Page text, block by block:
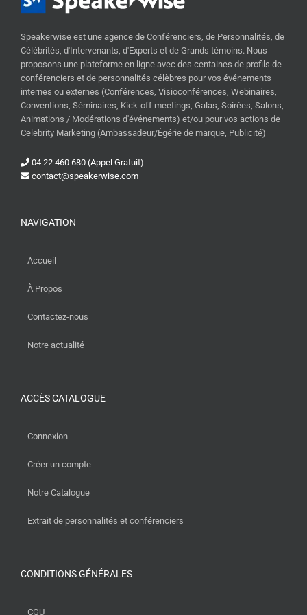
Speakerwise est une agence de Conférenciers, de Personnalités, de
Célébrités, d'Intervenants, d'Experts et de Grands témoins. Nous
proposons une plateforme en ligne avec des centaines de profils de
conférenciers et de personnalités célèbres pour vos événements
internes ou externes (Conférences, Visioconférences, Webinaires,
Conventions, Séminaires, Kick-off meetings, Galas, Soirées, Salons,
Animations / Modérations d'événements) et/ou pour vos actions de
Celebrity Marketing (Ambassadeur/Égérie de marque, Publicité)
04 22 460 680 (Appel Gratuit)
contact@speakerwise.com
NAVIGATION
Accueil
À Propos
Contactez-nous
Notre actualité
ACCÈS CATALOGUE
Connexion
Créer un compte
Notre Catalogue
Extrait de personnalités et conférenciers
CONDITIONS GÉNÉRALES
CGU